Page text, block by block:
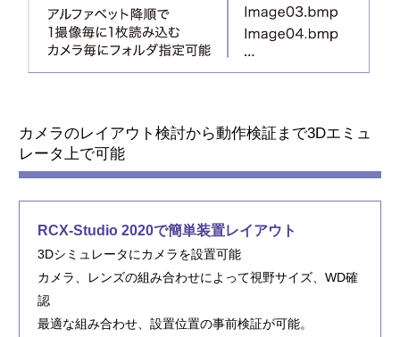
カメラのレイアウト検討から動作検証まで3Dエミュ
レータ上で可能
RCX-Studio 2020で簡単装置レイアウト
3Dシミュレータにカメラを設置可能
カメラ、レンズの組み合わせによって視野サイズ、WD確
認
最適な組み合わせ、設置位置の事前検証が可能。